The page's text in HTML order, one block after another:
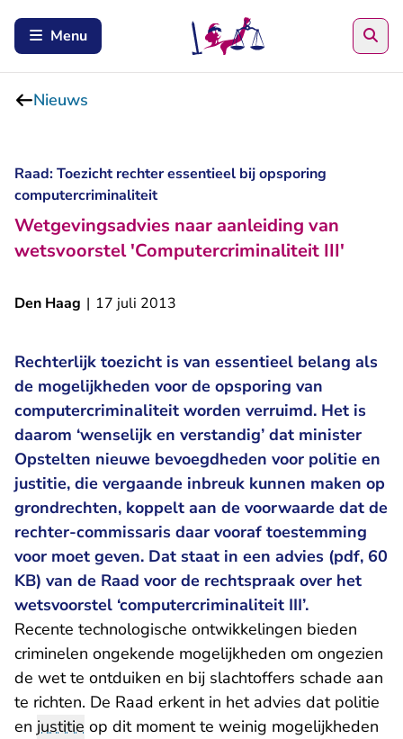
Menu
Nieuws
Raad: Toezicht rechter essentieel bij opsporing
computercriminaliteit
Wetgevingsadvies naar aanleiding van
wetsvoorstel 'Computercriminaliteit III'
Den Haag | 17 juli 2013
Rechterlijk toezicht is van essentieel belang als
de mogelijkheden voor de opsporing van
computercriminaliteit worden verruimd. Het is
daarom ‘wenselijk en verstandig’ dat minister
Opstelten nieuwe bevoegdheden voor politie en
justitie, die vergaande inbreuk kunnen maken op
grondrechten, koppelt aan de voorwaarde dat de
rechter-commissaris daar vooraf toestemming
voor moet geven. Dat staat in een advies (pdf, 60
KB) van de Raad voor de rechtspraak over het
wetsvoorstel ‘computercriminaliteit III’.
Recente technologische ontwikkelingen bieden
criminelen ongekende mogelijkheden om ongezien
de wet te ontduiken en bij slachtoffers schade aan
te richten. De Raad erkent in het advies dat politie
en justitie op dit moment te weinig mogelijkheden